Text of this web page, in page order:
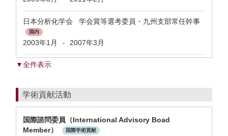
日本分析化学会 学会賞等選考委員・九州支部常任幹事
国内
2003年1月 - 2007年3月
▼全件表示
学術貢献活動
国際諮問委員（International Advisory Boad
Member）
国際学術貢献